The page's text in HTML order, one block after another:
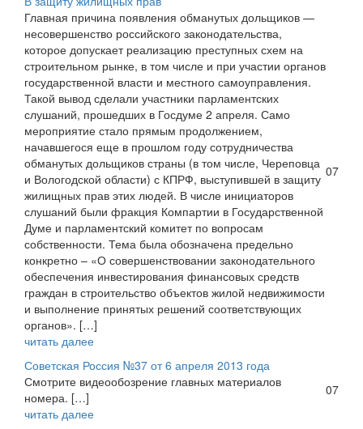
07
Главная причина появления обманутых дольщиков —
несовершенство российского законодательства,
которое допускает реализацию преступных схем на
строительном рынке, в том числе и при участии органов
государственной власти и местного самоуправления.
Такой вывод сделали участники парламентских
слушаний, прошедших в Госдуме 2 апреля. Само
мероприятие стало прямым продолжением,
начавшегося еще в прошлом году сотрудничества
обманутых дольщиков страны (в том числе, Череповца
и Вологодской области) с КПРФ, выступившей в защиту
жилищных прав этих людей. В числе инициаторов
слушаний были фракция Компартии в Государственной
Думе и парламентский комитет по вопросам
собственности. Тема была обозначена предельно
конкретно – «О совершенствовании законодательного
обеспечения инвестирования финансовых средств
граждан в строительство объектов жилой недвижимости
и выполнение принятых решений соответствующих
органов». […]
читать далее
Советская Россия №37 от 6 апреля 2013 года
07
Смотрите видеообозрение главных материалов
номера. […]
читать далее